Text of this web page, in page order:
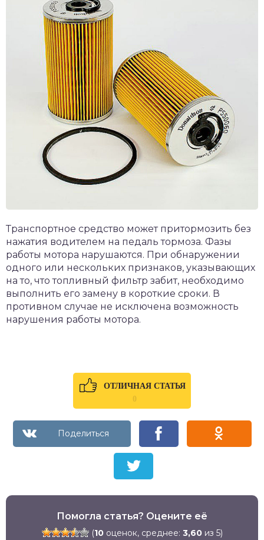
Транспортное средство может притормозить без
нажатия водителем на педаль тормоза. Фазы
работы мотора нарушаются. При обнаружении
одного или нескольких признаков, указывающих
на то, что топливный фильтр забит, необходимо
выполнить его замену в короткие сроки. В
противном случае не исключена возможность
нарушения работы мотора.
ОТЛИЧНАЯ СТАТЬЯ
0
Помогла статья? Оцените её
(10оценок, среднее: 3,60из 5)